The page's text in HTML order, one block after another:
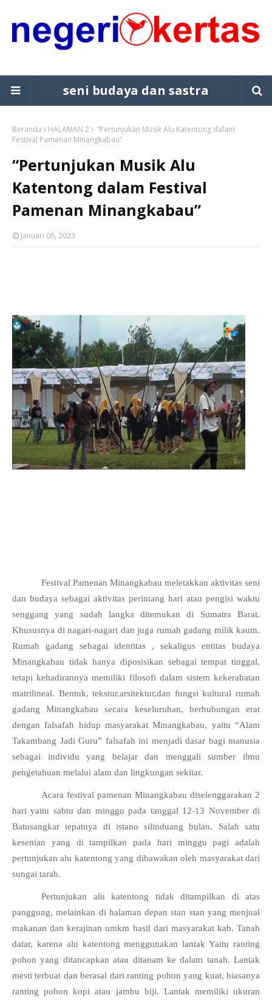
seni budaya dan sastra
Beranda HALAMAN 2
“Pertunjukan Musik Alu Katentong dalam
Festival Pamenan Minangkabau”
“Pertunjukan Musik Alu
Katentong dalam Festival
Pamenan Minangkabau”
Januari 06, 2023
Festival Pamenan Minangkabau meletakkan aktivitas seni
dan budaya sebagai aktivitas perintang hari atau pengisi waktu
senggang yang sudah langka ditemukan di Sumatra Barat.
Khususnya di nagari-nagari dan juga rumah gadang milik kaum.
Rumah gadang sebagai identitas , sekaligus entitas budaya
Minangkabau tidak hanya diposisikan sebagai tempat tinggal,
tetapi kehadirannya memiliki filosofi dalam sistem kekerabatan
matrilineal. Bentuk, tekstur,arsitektur,dan fungsi kultural rumah
gadang Minangkabau secara keseluruhan, berhubungan erat
dengan falsafah hidup masyarakat Minangkabau, yaitu “Alam
Takambang Jadi Guru” falsafah ini menjadi dasar bagi manusia
sebagai individu yang belajar dan menggali sumber ilmu
pengetahuan melalui alam dan lingkungan sekitar.
Acara festival pamenan Minangkabau diselenggarakan 2
hari yaitu sabtu dan minggu pada tanggal 12-13 November di
Batusangkar tepatnya di istano silinduang bulan. Salah satu
kesenian yang di tampilkan pada hari minggu pagi adalah
pertunjukan alu katentong yang dibawakan oleh masyarakat dari
sungai tarab.
Pertunjukan alu katentong tidak ditampilkan di atas
panggung, melainkan di halaman depan stan stan yang menjual
makanan dan kerajinan umkm hasil dari masyarakat kab. Tanah
datar, karena alu katentong menggunakan lantak Yaitu ranting
pohon yang ditancapkan atau ditanam ke dalam tanah. Lantak
mesti terbuat dan berasal dari ranting pohon yang kuat, biasanya
ranting pohon kopi atau jambu biji. Lantak memiliki ukuran